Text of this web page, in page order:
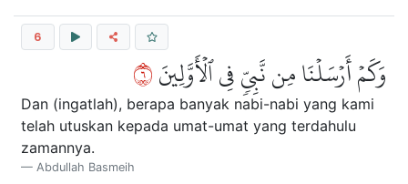
6
وَكَمۡ أَرۡسَلۡنَا مِن نَّبِيّٖ فِي ٱلۡأَوَّلِينَ٦
Dan (ingatlah), berapa banyak nabi-nabi yang kami
telah utuskan kepada umat-umat yang terdahulu
zamannya.
Abdullah Basmeih